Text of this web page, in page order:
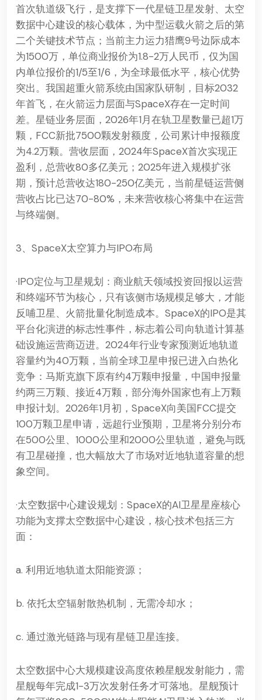
首次轨道级飞行，是支撑下一代星链卫星发射、太空
数据中心建设的核心载体，为中型运载火箭之后的第
二个关键技术节点；当前主力运力猎鹰9号边际成本
为1500万，单位商业报价为1.8-2万人民币，仅为国
内单位报价的1/5至1/6，为全球最低水平，核心优势
突出。我国超重火箭系统由国家队研制，目标2032
年首飞，在火箭运力层面与SpaceX存在一定时间
差。星链业务层面，2026年1月在轨卫星数量已超1万
颗，FCC新批7500颗发射额度，公司累计申报额度
为4.2万颗。营收层面，2024年SpaceX首次实现正
盈利，总营收80多亿美元；2025年进入规模扩张
期，预计总营收达180-250亿美元，当前星链运营侧
营收占比已达70-80%，未来营收核心将集中在运营
与终端侧。
3、SpaceX太空算力与IPO布局
·IPO定位与卫星规划：商业航天领域投资回报以运营
和终端环节为核心，只有该侧市场规模足够大，才能
反哺卫星、火箭批量化制造成本。SpaceX的IPO是其
平台化演进的标志性事件，标志着公司向轨道计算基
础设施运营商迈进。2024年行业专家预测近地轨道
容量约为40万颗，当前全球卫星申报已进入白热化
竞争：马斯克旗下原有约4万颗申报量，中国申报量
约两三万颗、接近4万颗，部分海外国家也有上万颗
申报计划。2026年1月初，SpaceX向美国FCC提交
100万颗卫星申请，远超行业预期，卫星将分别分布
在500公里、1000公里和2000公里轨道，避免与既
有卫星碰撞，也大幅放大了市场对近地轨道容量的想
象空间。
·太空数据中心建设规划：SpaceX的AI卫星星座核心
功能为支撑太空数据中心建设，核心技术包括三方
面：
a. 利用近地轨道太阳能资源；
b. 依托太空辐射散热机制，无需冷却水；
c. 通过激光链路与现有星链卫星连接。
太空数据中心大规模建设高度依赖星舰发射能力，需
星舰每年完成1-3万次发射任务才可落地。星舰预计